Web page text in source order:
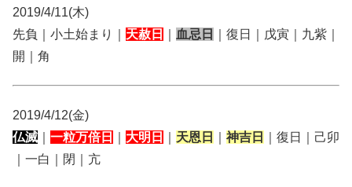
2019/4/11(木)
先負｜小土始まり｜ 天赦日 血忌日
｜復日｜戊寅｜九紫｜
開｜角
2019/4/12(金)
仏滅
一粒万倍日 大明日 天恩日 神吉日
｜復日｜己卯
｜一白｜閉｜亢